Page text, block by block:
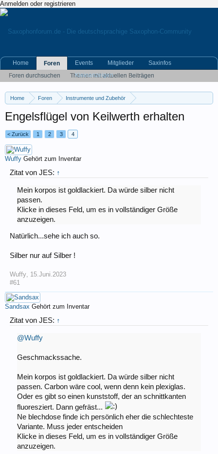
Anmelden oder registrieren
Home Foren
Instrumente und Zubehör
Engelsflügel von Keilwerth erhalten
< Zurück 1 2 3 4
Wuffy Gehört zum Inventar
Zitat von JES: ↑
Mein korpos ist goldlackiert. Da würde silber nicht
passen.
Klicke in dieses Feld, um es in vollständiger Größe
anzuzeigen.
Natürlich...sehe ich auch so.
Silber nur auf Silber !
Wuffy, 15.Juni.2023
#61
Sandsax Gehört zum Inventar
Zitat von JES: ↑
@Wuffy
Geschmackssache.
Mein korpos ist goldlackiert. Da würde silber nicht
passen. Carbon wäre cool, wenn denn kein plexiglas.
Oder es gibt so einen kunststoff, der an schnittkanten
fluoresziert. Dann gefräst...
Ne blechdose finde ich persönlich eher die schlechteste
Variante. Muss jeder entscheiden
Klicke in dieses Feld, um es in vollständiger Größe
anzuzeigen.
Home
Foren
Foren durchsuchen
Themen mit aktuellen Beiträgen
Events Mitglieder
Saxinfos
Kleinanzeigen